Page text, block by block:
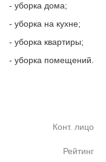
- уборка дома;
- уборка на кухне;
- уборка квартиры;
- уборка помещений.
Конт. лицо
Рейтинг